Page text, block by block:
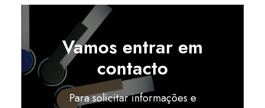
Vamos entrar em
contacto
Para solicitar informações e